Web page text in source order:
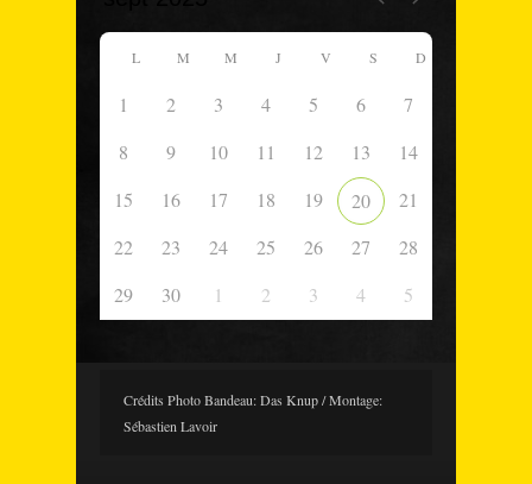
L M M J V S D
1 2 3 4 5 6
7
8
9 10 11 12 13
14
15
16 17 18 19 20
21
22
23 24 25 26 27
28
29
30 1 2 3 4 5
Crédits Photo Bandeau: Das Knup / Montage:
Sébastien Lavoir